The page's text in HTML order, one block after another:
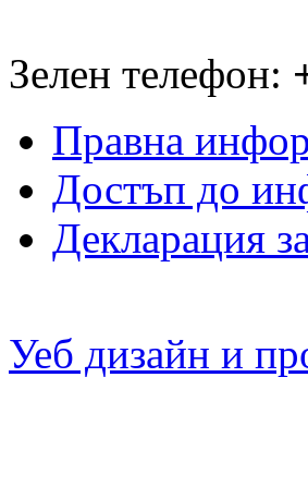
Зелен телефон:
Правна
Достъп до
Декларация
Уеб дизайн и